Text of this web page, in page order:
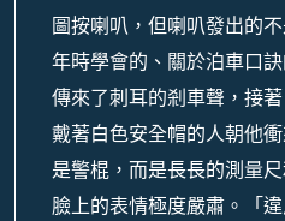
圖按喇叭，但喇叭發出的
年時學會的、關於泊車口
傳來了刺耳的剎車聲，接
戴著白色安全帽的人朝他
是警棍，而是長長的測量
臉上的表情極度嚴肅。「